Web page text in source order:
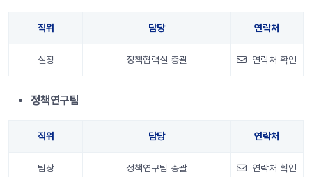
직위 담당 연락처
실장 정책협력실 총괄 연락처 확인
정책연구팀
직위 담당 연락처
팀장 정책연구팀 총괄 연락처 확인